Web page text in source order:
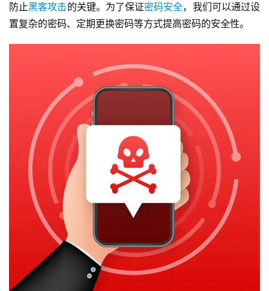
防止黑客攻击的关键。为了保证密码安全，我们可以通过设
置复杂的密码、定期更换密码等方式提高密码的安全性。